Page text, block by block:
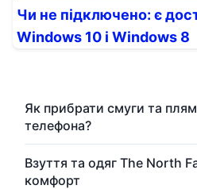
Чи не підключено: є
Windows 10 і Windows 8
Як прибрати смуги та
телефона?
Взуття та одяг The North
комфорт